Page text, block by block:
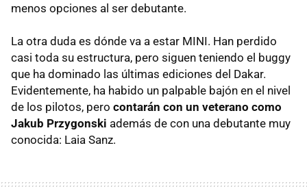
menos opciones al ser debutante.
La otra duda es dónde va a estar MINI. Han perdido
casi toda su estructura, pero siguen teniendo el buggy
que ha dominado las últimas ediciones del Dakar.
Evidentemente, ha habido un palpable bajón en el nivel
de los pilotos, pero contarán con un veterano como
Jakub Przygonski además de con una debutante muy
conocida: Laia Sanz.